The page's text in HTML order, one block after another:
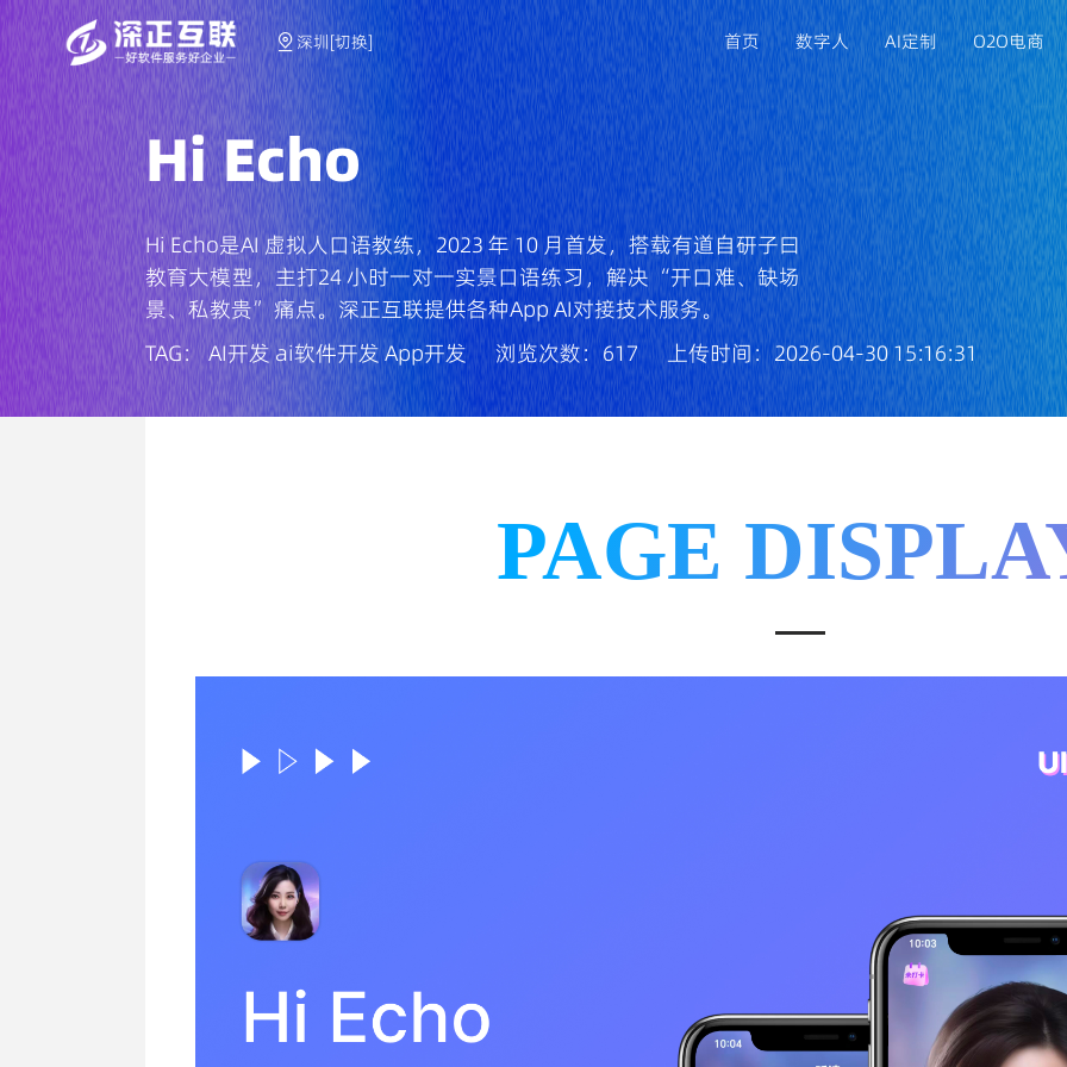
深圳[切换] 首页 数字人 AI定制 O2O电商
APP定制开发
满足移动端业务拓展，打造专属品牌应用
小程序开发
依托微信生态获客，降低用户使用门槛
ERP/CRM系统开发
满足桌面端高效办公，实现复杂业务本地处理
Hi Echo
Hi Echo是AI 虚拟人口语教练，2023 年 10 月首发，搭载有道自研子曰
教育大模型，主打24 小时一对一实景口语练习，解决 “开口难、缺场
景、私教贵” 痛点。深正互联提供各种App AI对接技术服务。
TAG：AI开发 ai软件开发App开发 浏览次数：617 上传时间：2026-04-30 15:16:31
PAGE